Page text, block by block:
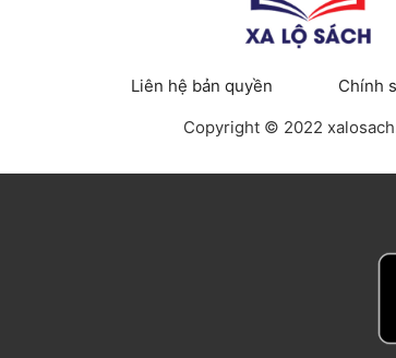
Liên hệ bản quyền
Chính
Copyright © 2022